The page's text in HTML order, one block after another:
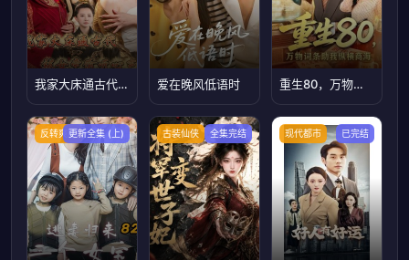
我家大床通古代被女帝偷听心声 爱在晚风低语时 重生80，万物词条助我纵横商海
反转爽剧更新全集 (上) 古装仙侠 全集完结 现代都市 已完结